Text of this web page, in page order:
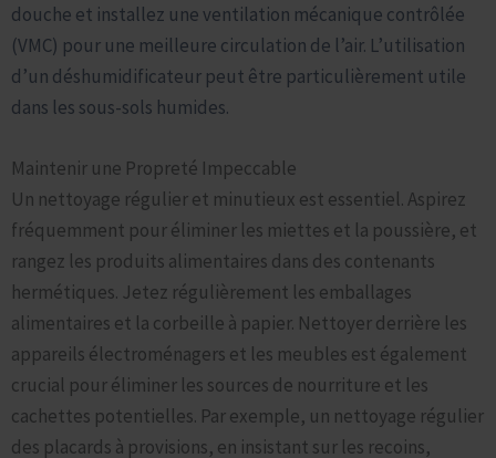
douche et installez une ventilation mécanique contrôlée
(VMC) pour une meilleure circulation de l’air. L’utilisation
d’un déshumidificateur peut être particulièrement utile
dans les sous-sols humides.
Maintenir une Propreté Impeccable
Un nettoyage régulier et minutieux est essentiel. Aspirez
fréquemment pour éliminer les miettes et la poussière, et
rangez les produits alimentaires dans des contenants
hermétiques. Jetez régulièrement les emballages
alimentaires et la corbeille à papier. Nettoyer derrière les
appareils électroménagers et les meubles est également
crucial pour éliminer les sources de nourriture et les
cachettes potentielles. Par exemple, un nettoyage régulier
des placards à provisions, en insistant sur les recoins,